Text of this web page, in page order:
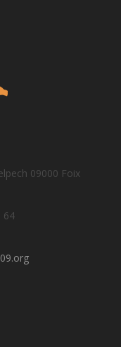
09000 Foix
64
S’ouvre